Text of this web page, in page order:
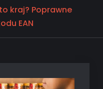
kraj? Poprawne
EAN